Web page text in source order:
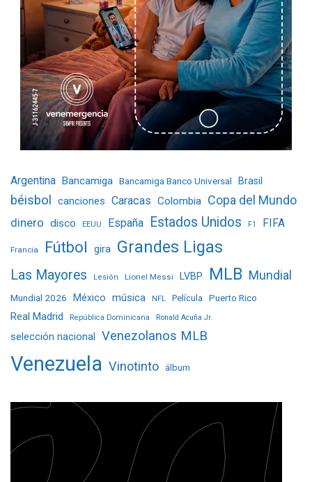
Argentina Bancamiga Bancamiga Banco Universal Brasil
béisbol canciones Caracas Colombia Copa del Mundo
dinero disco EEUU España Estados Unidos F1 FIFA
Francia Fútbol gira Grandes Ligas
Las Mayores Lesión Lionel Messi LVBP MLB Mundial
Mundial 2026 México música NFL Película Puerto Rico
Real Madrid República Dominicana Ronald Acuña Jr.
selección nacional Venezolanos MLB
Venezuela Vinotinto álbum